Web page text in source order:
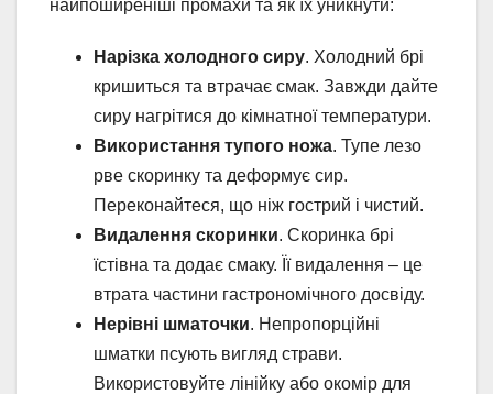
найпоширеніші промахи та як їх уникнути:
Нарізка холодного сиру. Холодний брі
кришиться та втрачає смак. Завжди дайте
сиру нагрітися до кімнатної температури.
Використання тупого ножа. Тупе лезо
рве скоринку та деформує сир.
Переконайтеся, що ніж гострий і чистий.
Видалення скоринки. Скоринка брі
їстівна та додає смаку. Її видалення – це
втрата частини гастрономічного досвіду.
Нерівні шматочки. Непропорційні
шматки псують вигляд страви.
Використовуйте лінійку або окомір для